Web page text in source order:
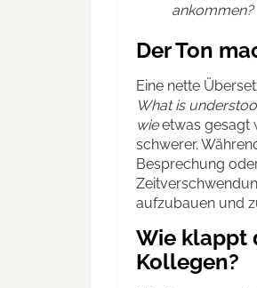
ankommen?
Der Ton
Eine nette
What is
wieetwas gesagt
schwerer.
Besprechung
aufzubauen und
Wie klappt
Kollegen?